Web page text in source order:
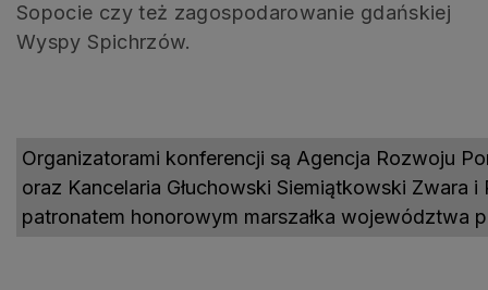
Sopocie czy też zagospodarowanie gdańskiej
Wyspy Spichrzów.
Organizatorami konferencji są Agencja Rozwoju
oraz Kancelaria Głuchowski Siemiątkowski Zwara
patronatem honorowym marszałka województwa